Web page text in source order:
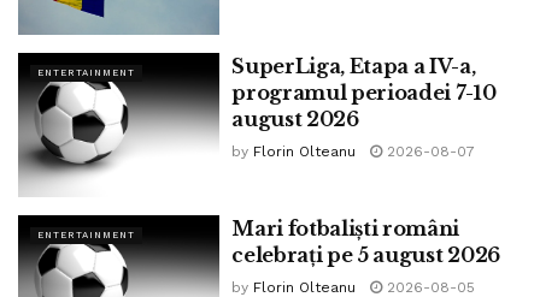
ENTERTAINMENT
SuperLiga, Etapa a IV-a,
programul perioadei 7-10
august 2026
by Florin Olteanu 2026-08-07
ENTERTAINMENT
Mari fotbaliști români
celebrați pe 5 august 2026
by Florin Olteanu 2026-08-05